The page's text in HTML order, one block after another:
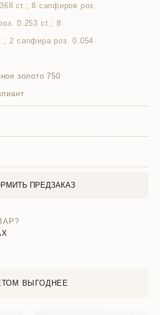
ct.; 8 сапфиров роз.
0.253 ct.; 8
2 сапфира роз. 0.054
золото 750
ПРЕДЗАКАЗ
ВЫГОДНЕЕ